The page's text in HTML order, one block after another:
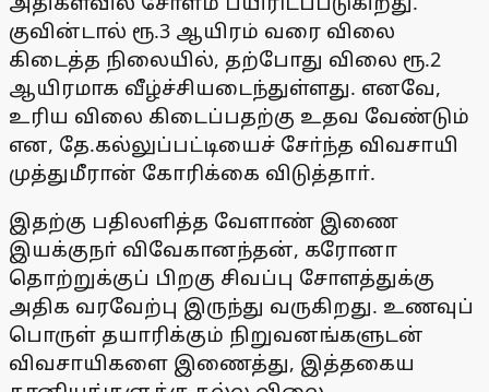
குவின்டால் ரூ.3 ஆயிரம் வரை விலை
கிடைத்த நிலையில், தற்போது விலை ரூ.2
ஆயிரமாக வீழ்ச்சியடைந்துள்ளது. எனவே,
உரிய விலை கிடைப்பதற்கு உதவ வேண்டும்
என, தே.கல்லுப்பட்டியைச் சோ்ந்த விவசாயி
முத்துமீரான் கோரிக்கை விடுத்தாா்.
இதற்கு பதிலளித்த வேளாண் இணை
இயக்குநா் விவேகானந்தன், கரோனா
தொற்றுக்குப் பிறகு சிவப்பு சோளத்துக்கு
அதிக வரவேற்பு இருந்து வருகிறது. உணவுப்
பொருள் தயாரிக்கும் நிறுவனங்களுடன்
விவசாயிகளை இணைத்து, இத்தகைய